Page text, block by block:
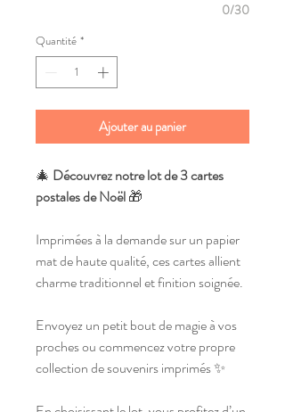
0/30
Quantité *
Ajouter au panier
🎄 Découvrez notre lot de 3 cartes
postales de Noël🎁
Imprimées à la demande sur un papier
mat de haute qualité, ces cartes allient
charme traditionnel et finition soignée.
Envoyez un petit bout de magie à vos
proches ou commencez votre propre
collection de souvenirs imprimés ✨